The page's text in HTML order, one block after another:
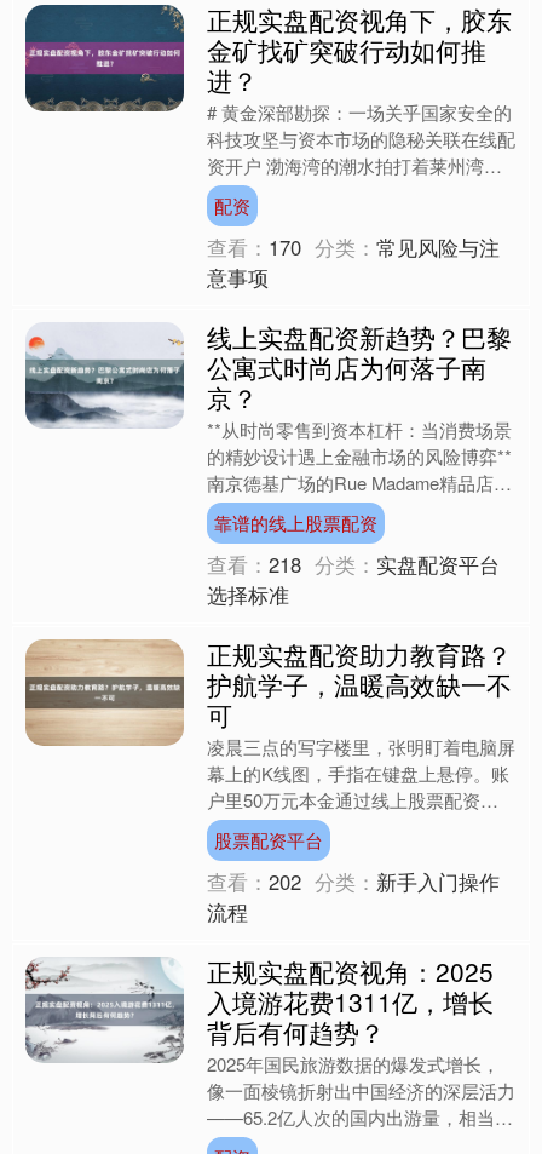
正规实盘配资视角下，胶东
金矿找矿突破行动如何推
进？
# 黄金深部勘探：一场关乎国家安全的
科技攻坚与资本市场的隐秘关联在线配
资开户 渤海湾的潮水拍打着莱州湾的
礁石，3月11日的阳光穿透薄雾，照在
山东省地矿局第六地质....
配资
查看： 170 分类：常见风险与注
意事项
线上实盘配资新趋势？巴黎
公寓式时尚店为何落子南
京？
**从时尚零售到资本杠杆：当消费场景
的精妙设计遇上金融市场的风险博弈**
南京德基广场的Rue Madame精品店
内，淡绿色的墙面与腮红色沙发构成了
一幅柔和的巴....
靠谱的线上股票配资
查看：218 分类： 实盘配资平台
选择标准
正规实盘配资助力教育路？
护航学子，温暖高效缺一不
可
凌晨三点的写字楼里，张明盯着电脑屏
幕上的K线图，手指在键盘上悬停。账
户里50万元本金通过线上股票配资平
台放大至200万元，此刻某只科技股正
冲击涨停板。这个场景折....
股票配资平台
查看：202 分类： 新手入门操作
流程
正规实盘配资视角：2025
入境游花费1311亿，增长
背后有何趋势？
2025年国民旅游数据的爆发式增长，
像一面棱镜折射出中国经济的深层活力
——65.2亿人次的国内出游量，相当于
每个中国人平均出行4.8次；农村居民